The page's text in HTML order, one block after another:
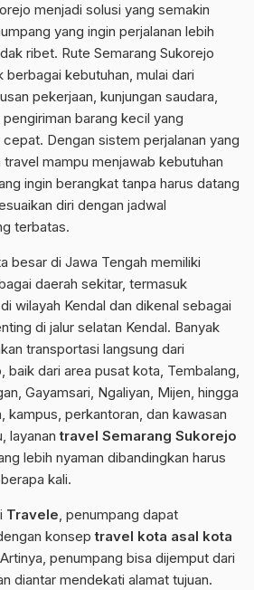
menjadi solusi yang semakin
yang ingin perjalanan lebih
ribet. Rute Semarang Sukorejo
berbagai kebutuhan, mulai dari
pekerjaan, kunjungan saudara,
barang kecil yang
Dengan sistem perjalanan yang
mampu menjawab kebutuhan
ingin berangkat tanpa harus datang
diri dengan jadwal
terbatas.
besar di Jawa Tengah memiliki
daerah sekitar, termasuk
wilayah Kendal dan dikenal sebagai
di jalur selatan Kendal. Banyak
transportasi langsung dari
baik dari area pusat kota, Tembalang,
Gayamsari, Ngaliyan, Mijen, hingga
kampus, perkantoran, dan kawasan
layanantravel Semarang Sukorejo
lebih nyaman dibandingkan harus
kali.
Travele, penumpang dapat
konseptravel kota asal kota
penumpang bisa dijemput dari
diantar mendekati alamat tujuan.